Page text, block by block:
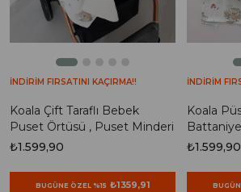
Koala Çift Taraflı Bebek
Puset Örtüsü , Puset Minderi
₺1.599,90
BUGÜNE ÖZEL %15 ₺1359,91
İNDİRİM FIRSATINI KAÇIRMA!!
Koala
₺1.599,90
İNDİRİM